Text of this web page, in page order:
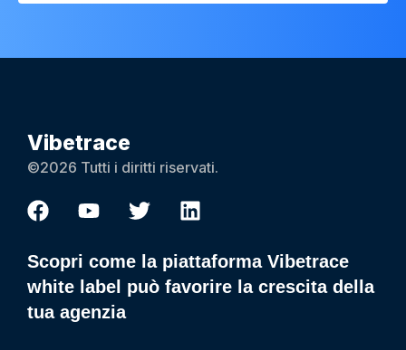
Vibetrace
©2026 Tutti i diritti riservati.
Scopri come la piattaforma Vibetrace
white label può favorire la crescita della
tua agenzia